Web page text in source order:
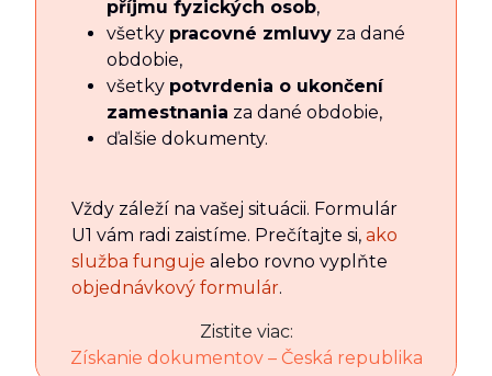
příjmu fyzických osob,
všetky pracovné zmluvy za dané
obdobie,
všetky potvrdenia o ukončení
zamestnania za dané obdobie,
ďalšie dokumenty.
Vždy záleží na vašej situácii. Formulár
U1 vám radi zaistíme. Prečítajte si, ako
služba funguje alebo rovno vyplňte
objednávkový formulár.
Zistite viac:
Získanie dokumentov – Česká republika